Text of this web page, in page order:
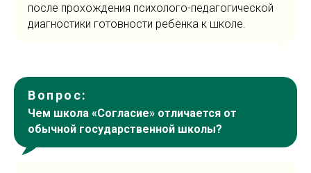
после прохождения психолого-педагогической
диагностики готовности ребенка к школе.
Вопрос:
Чем школа «Согласие» отличается от
обычной государственной школы?